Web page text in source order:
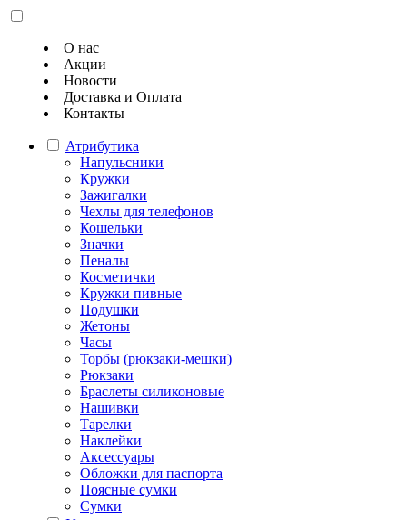
О нас
Акции
Новости
Доставка и Оплата
Контакты
Атрибутика
Напульсники
Кружки
Зажигалки
Чехлы для телефонов
Кошельки
Значки
Пеналы
Косметички
Кружки пивные
Подушки
Жетоны
Часы
Торбы (рюкзаки-мешки)
Рюкзаки
Браслеты силиконовые
Нашивки
Тарелки
Наклейки
Аксессуары
Обложки для паспорта
Поясные сумки
Сумки